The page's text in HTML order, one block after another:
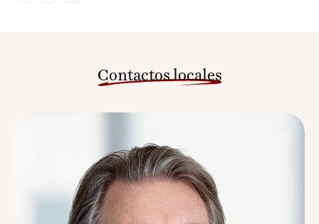
Contactos locales